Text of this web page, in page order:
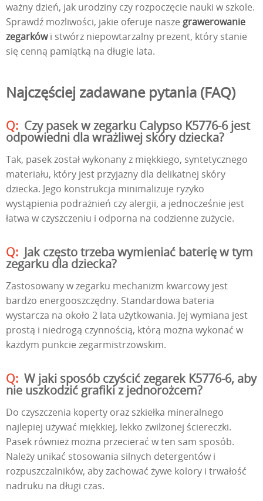
ważny dzień, jak urodziny czy rozpoczęcie nauki w szkole.
Sprawdź możliwości, jakie oferuje nasze grawerowanie
zegarkówi stwórz niepowtarzalny prezent, który stanie
się cenną pamiątką na długie lata.
Najczęściej zadawane pytania (FAQ)
Czy pasek w zegarku Calypso K5776-6 jest
odpowiedni dla wrażliwej skóry dziecka?
Tak, pasek został wykonany z miękkiego, syntetycznego
materiału, który jest przyjazny dla delikatnej skóry
dziecka. Jego konstrukcja minimalizuje ryzyko
wystąpienia podrażnień czy alergii, a jednocześnie jest
łatwa w czyszczeniu i odporna na codzienne zużycie.
Jak często trzeba wymieniać baterię w tym
zegarku dla dziecka?
Zastosowany w zegarku mechanizm kwarcowy jest
bardzo energooszczędny. Standardowa bateria
wystarcza na około 2 lata użytkowania. Jej wymiana jest
prostą i niedrogą czynnością, którą można wykonać w
każdym punkcie zegarmistrzowskim.
W jaki sposób czyścić zegarek K5776-6, aby
nie uszkodzić grafiki z jednorożcem?
Do czyszczenia koperty oraz szkiełka mineralnego
najlepiej używać miękkiej, lekko zwilżonej ściereczki.
Pasek również można przecierać w ten sam sposób.
Należy unikać stosowania silnych detergentów i
rozpuszczalników, aby zachować żywe kolory i trwałość
nadruku na długi czas.